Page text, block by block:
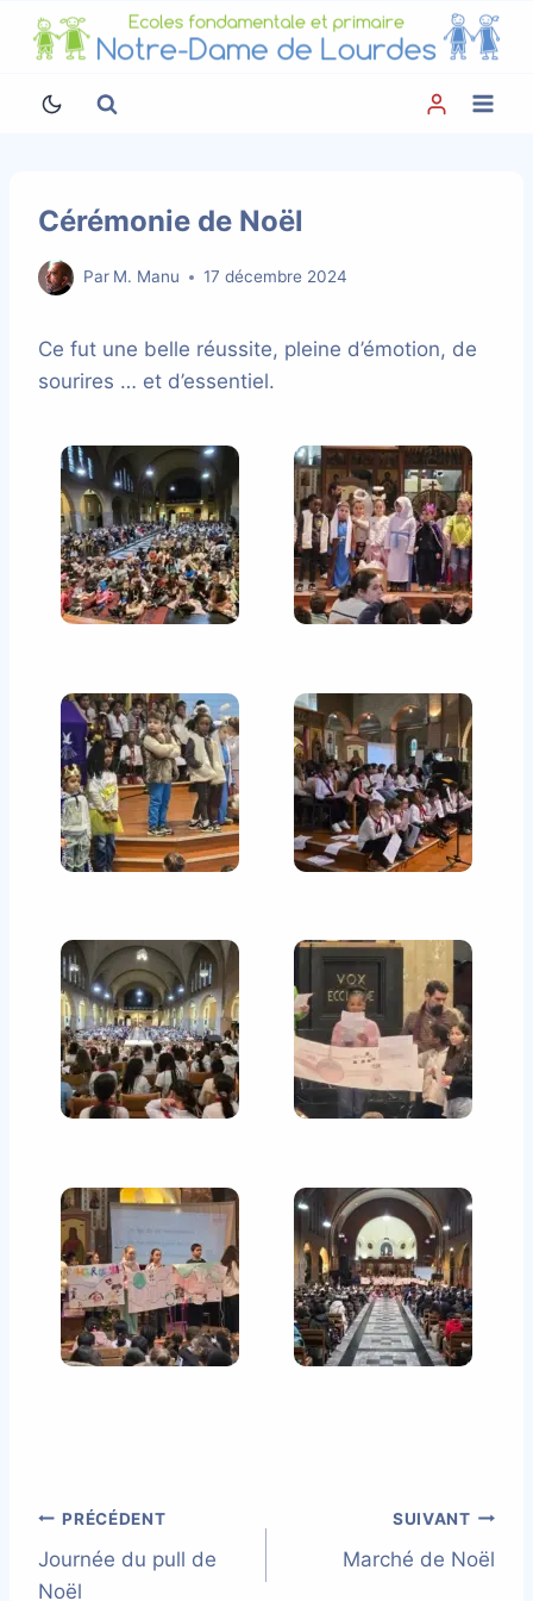
Aller
Cérémonie de Noël
Par M. Manu 17 décembre 2024
Ce fut une belle réussite, pleine d’émotion, de
sourires … et d’essentiel.
Navigation
de
PRÉCÉDENT
Journée du pull de
Noël
SUIVANT
Marché de Noël